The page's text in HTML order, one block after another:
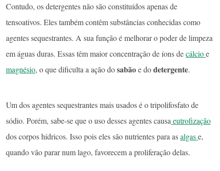
Contudo, os detergentes não são constituídos apenas de
tensoativos. Eles também contêm substâncias conhecidas como
agentes sequestrantes. A sua função é melhorar o poder de limpeza
em águas duras. Essas têm maior concentração de íons decálcioe
magnésio, o que dificulta a ação dosabãoe dodetergente.
Um dos agentes sequestrantes mais usados é o tripolifosfato de
sódio. Porém, sabe-se que o uso desses agentes causa eutrofização
dos corpos hídricos. Isso pois eles são nutrientes para asalgase,
quando vão parar num lago, favorecem a proliferação delas.